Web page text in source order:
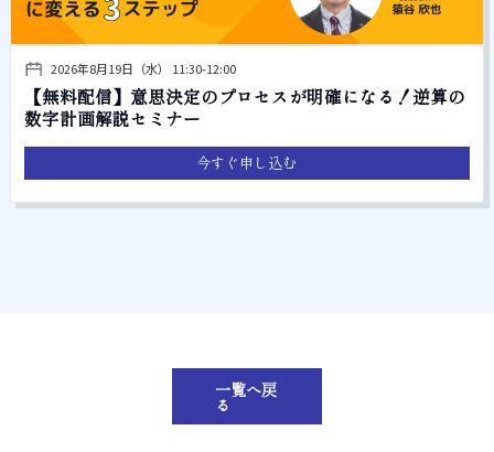
2026年8月19日（水） 11:30-12:00
【無料配信】意思決定のプロセスが明確になる！逆算の
数字計画解説セミナー
今すぐ申し込む
一覧へ戻
る